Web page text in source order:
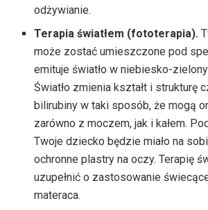
odżywianie.
Terapia światłem (fototerapia).
może zostać umieszczone pod
emituje światło w niebiesko-
Światło zmienia kształt i strukturę
bilirubiny w taki sposób, że mogą
zarówno z moczem, jak i kałem.
Twoje dziecko będzie miało na
ochronne plastry na oczy. Terapię
uzupełnić o zastosowanie
materaca.